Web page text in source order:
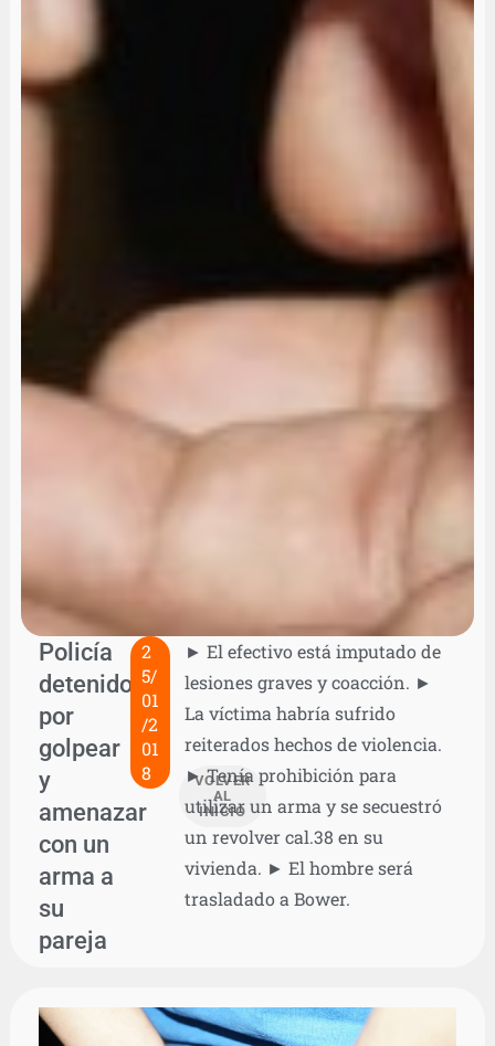
Policía
detenido
por
golpear
y
amenazar
con un
arma a
su
pareja
2
5/
01
/2
01
8
VOLVER
AL
INICIO
► El efectivo está imputado de
lesiones graves y coacción. ►
La víctima habría sufrido
reiterados hechos de violencia.
► Tenía prohibición para
utilizar un arma y se secuestró
un revolver cal.38 en su
vivienda. ► El hombre será
trasladado a Bower.